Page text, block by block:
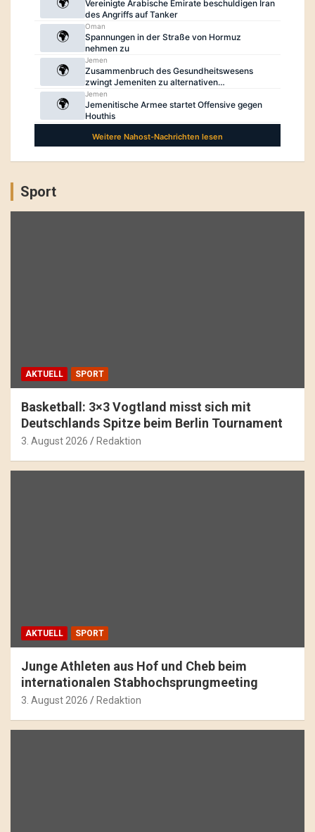
Sport
AKTUELL SPORT
Basketball: 3×3 Vogtland misst sich mit
Deutschlands Spitze beim Berlin Tournament
3. August 2026 Redaktion
AKTUELL SPORT
Junge Athleten aus Hof und Cheb beim
internationalen Stabhochsprungmeeting
3. August 2026 Redaktion